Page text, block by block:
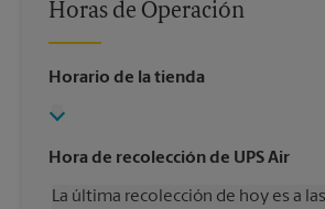
Horas de Operación
Horario de la tienda
Hora de recolección de UPS Air
La última recolección de hoy es a